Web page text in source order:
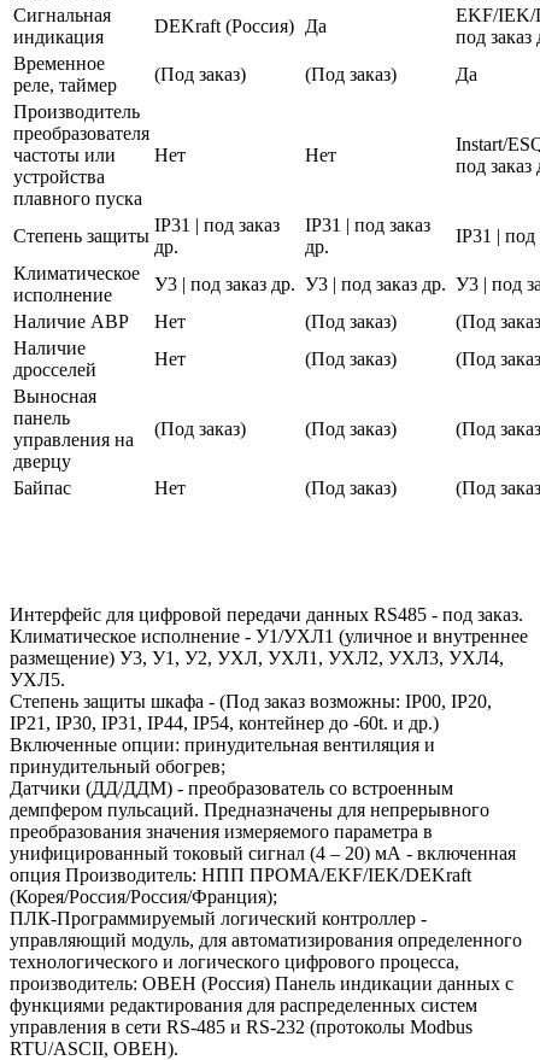
Сигнальная
индикация
DEKraft (Россия) Да
EKF/IEK/
под заказ
Временное
реле, таймер
(Под заказ) (Под заказ)
Да
Производитель
преобразователя
частоты или
устройства
плавного пуска
Нет Нет
Instart/
под заказ
Степень защиты
IP31 | под заказ
др.
IP31 | под заказ
др.
IP31 | под
Климатическое
исполнение
У3 | под заказ др. У3 | под заказ др. У3 | под
Наличие АВР
Нет (Под заказ)
(Под
Наличие
дросселей
Нет (Под заказ)
(Под
Выносная
панель
управления на
дверцу
(Под заказ) (Под заказ) (Под
Байпас Нет (Под заказ) (Под
Интерфейс для цифровой передачи данных RS485 - под заказ.
Климатическое исполнение - У1/УХЛ1 (уличное и внутреннее
размещение) У3, У1, У2, УХЛ, УХЛ1, УХЛ2, УХЛ3, УХЛ4,
УХЛ5.
Степень защиты шкафа - (Под заказ возможны: IP00, IP20,
IP21, IP30, IP31, IP44, IP54, контейнер до -60t. и др.)
Включенные опции: принудительная вентиляция и
принудительный обогрев;
Датчики (ДД/ДДМ) - преобразователь со встроенным
демпфером пульсаций. Предназначены для непрерывного
преобразования значения измеряемого параметра в
унифицированный токовый сигнал (4 – 20) мА - включенная
опция Производитель: НПП ПРОМА/EKF/IEK/DEKraft
(Корея/Россия/Россия/Франция);
ПЛК-Программируемый логический контроллер -
управляющий модуль, для автоматизирования определенного
технологического и логического цифрового процесса,
производитель: ОВЕН (Россия) Панель индикации данных с
функциями редактирования для распределенных систем
управления в сети RS-485 и RS-232 (протоколы Modbus
RTU/ASCII, ОВЕН).